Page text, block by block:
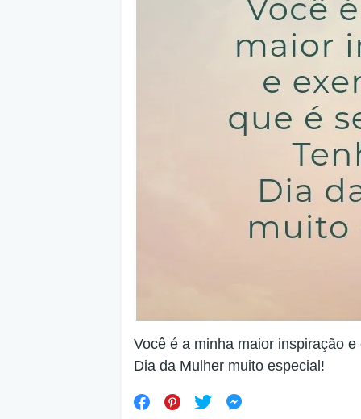
Você é a minha maior inspiração
Dia da Mulher muito especial!